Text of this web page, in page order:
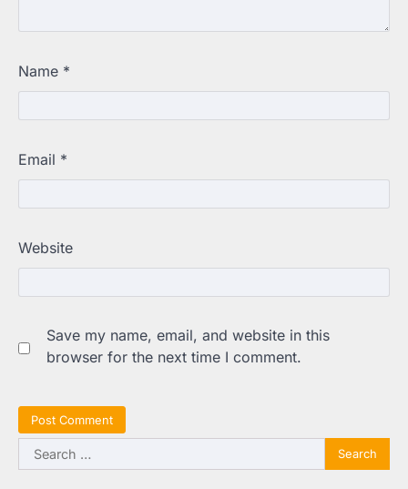
Name *
Email *
Website
Save my name, email, and website in this
browser for the next time I comment.
Search
for: